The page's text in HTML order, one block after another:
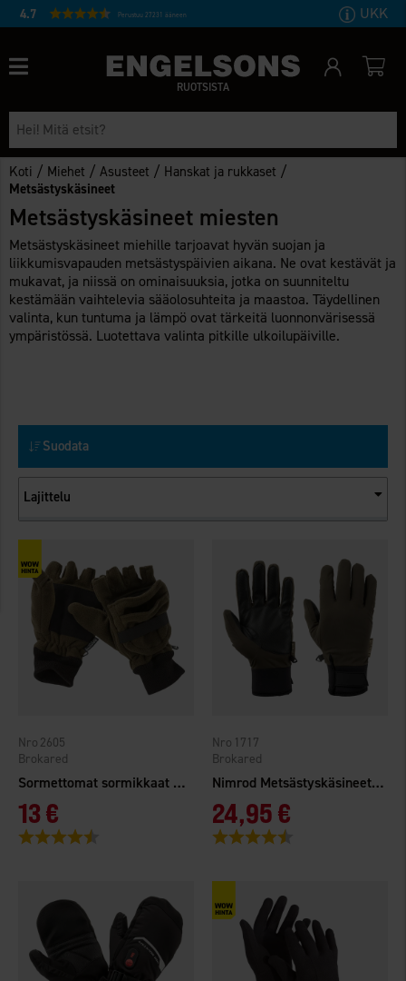
4.7 Perustuu 27231 ääneen UKK
RUOTSISTA
Koti / Miehet /Asusteet / Hanskat ja rukkaset /
Metsästyskäsineet
Metsästyskäsineet miesten
Metsästyskäsineet miehille tarjoavat hyvän suojan ja
liikkumisvapauden metsästyspäivien aikana. Ne ovat kestävät ja
mukavat, ja niissä on ominaisuuksia, jotka on suunniteltu
kestämään vaihtelevia sääolosuhteita ja maastoa. Täydellinen
valinta, kun tuntuma ja lämpö ovat tärkeitä luonnonvärisessä
ympäristössä. Luotettava valinta pitkille ulkoilupäiville.
Suodata
Lajittelu
Sormettomat sormikkaat metsästys
Brokared
2605
13 €
Arvio:
Nimrod Metsästyskäsineet WP
Brokared
1717
24,95 €
Arvio: